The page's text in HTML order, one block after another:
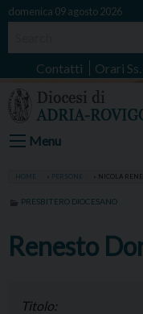
Skip
domenica 09 agosto 2026
Contatti Orari
Menu
HOME PERSONE NICOLA
PRESBITERO DIOCESANO
Renesto
Titolo: